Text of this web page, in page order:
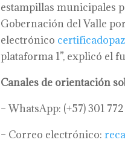
estampillas municipales
Gobernación del Valle
electrónico
plataforma 1”, explicó el
Canales de orientación
– WhatsApp: (+57) 301
– Correo electrónico: